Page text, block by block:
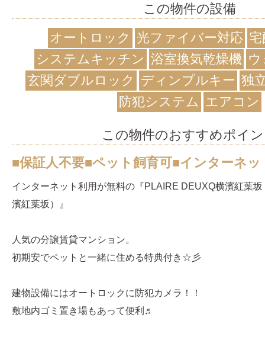
この物件の設備
オートロック
光ファイバー対応
システムキッチン 浴室換気乾燥機
玄関ダブルロック
ディンプルキー 独
防犯システム エアコン
この物件のおすすめポイ
■保証人不要■ペット飼育可■インターネッ
インターネット利用が無料の『PLAIRE DEUXQ横濱紅葉
濱紅葉坂）』
人気の分譲賃貸マンション。
初期安でペットと一緒に住める特典付き☆彡
建物設備にはオートロックに防犯カメラ！！
敷地内ゴミ置き場もあって便利♬